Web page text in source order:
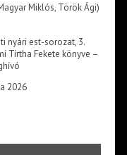
Miklós, Török Ági)
nyári est-sorozat, 3.
Tírtha Fekete könyve –
2026